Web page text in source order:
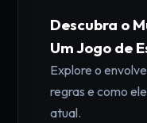
Descubra o
Um Jogo de
Explore o
regras e como
atual.